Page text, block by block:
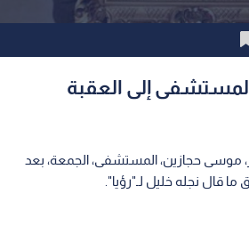
إلى العقبة
موسى حجازين، المستشفى، الجمعة، بعد
قال نجله خليل لـ"رؤيا".